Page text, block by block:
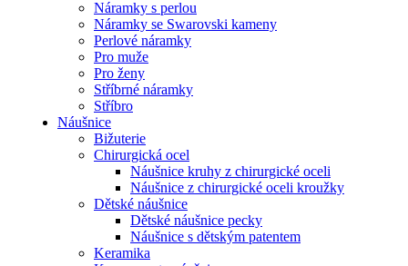
Náramky s perlou
Náramky se Swarovski kameny
Perlové náramky
Pro muže
Pro ženy
Stříbrné náramky
Stříbro
Náušnice
Bižuterie
Chirurgická ocel
Náušnice kruhy z chirurgické oceli
Náušnice z chirurgické oceli kroužky
Dětské náušnice
Dětské náušnice pecky
Náušnice s dětským patentem
Keramika